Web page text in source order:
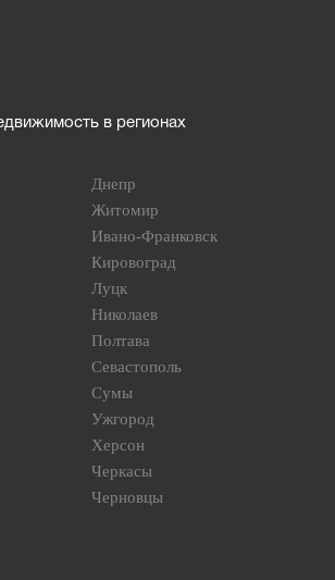
в регионах
Днепр
Житомир
Ивано-Франковск
Кировоград
Луцк
Николаев
Полтава
Севастополь
Сумы
Ужгород
Херсон
Черкасы
Черновцы